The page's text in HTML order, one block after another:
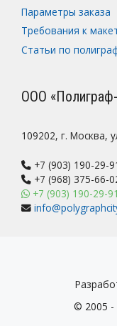
Параметры заказа
Требования к
Статьи по
ООО
109202, г. Москва,
+7 (903) 190-29-
+7 (968) 375-66-
+7 (903) 190-29-91
© 2005 -